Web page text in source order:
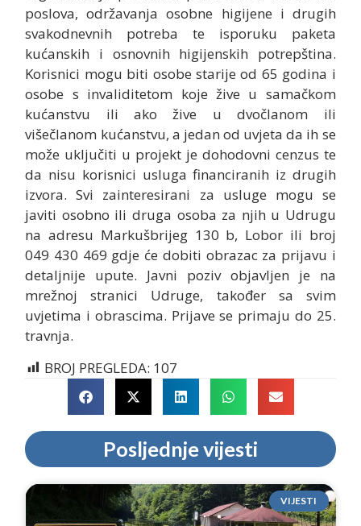
poslova, održavanja osobne higijene i drugih
svakodnevnih potreba te isporuku paketa
kućanskih i osnovnih higijenskih potrepština.
Korisnici mogu biti osobe starije od 65 godina i
osobe s invaliditetom koje žive u samačkom
kućanstvu ili ako žive u dvočlanom ili
višečlanom kućanstvu, a jedan od uvjeta da ih se
može uključiti u projekt je dohodovni cenzus te
da nisu korisnici usluga financiranih iz drugih
izvora. Svi zainteresirani za usluge mogu se
javiti osobno ili druga osoba za njih u Udrugu
na adresu Markušbrijeg 130 b, Lobor ili broj
049 430 469 gdje će dobiti obrazac za prijavu i
detaljnije upute. Javni poziv objavljen je na
mrežnoj stranici Udruge, također sa svim
uvjetima i obrascima. Prijave se primaju do 25.
travnja.
BROJ PREGLEDA: 107
Posljednje vijesti
VIJESTI